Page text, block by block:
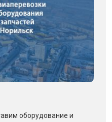
оборудование и